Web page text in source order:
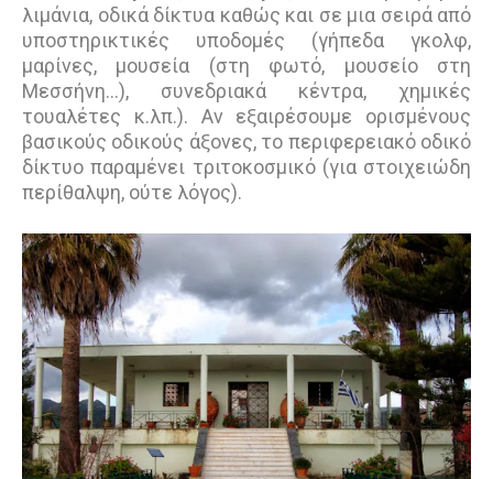
λιμάνια, οδικά δίκτυα καθώς και σε μια σειρά από
υποστηρικτικές υποδομές (γήπεδα γκολφ,
μαρίνες, μουσεία (στη φωτό, μουσείο στη
Μεσσήνη...), συνεδριακά κέντρα, χημικές
τουαλέτες κ.λπ.). Αν εξαιρέσουμε ορισμένους
βασικούς οδικούς άξονες, το περιφερειακό οδικό
δίκτυο παραμένει τριτοκοσμικό (για στοιχειώδη
περίθαλψη, ούτε λόγος).